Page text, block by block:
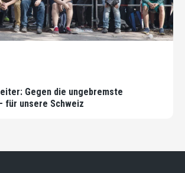
Gegen die ungebremste
für unsere Schweiz